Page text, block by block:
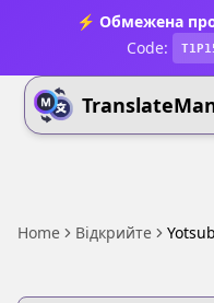
⚡ Обмежена
Code:
Home Відкрийте